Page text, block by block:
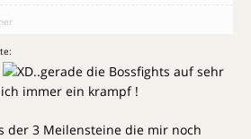
..gerade die Bossfights auf sehr
immer ein krampf !
der 3 Meilensteine die mir noch